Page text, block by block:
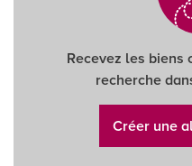
Recevez les biens
recherche
Créer une